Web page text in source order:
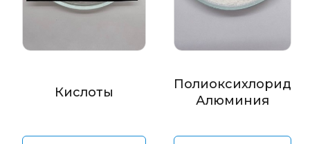
Кислоты
Полиоксихлорид
Алюминия